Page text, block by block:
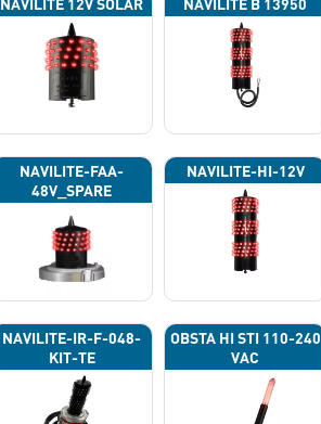
NAVILITE-FAA-
48V_SPARE
NAVILITE-HI-12V
NAVILITE-IR-F-048-
KIT-TE
OBSTA HI STI 110-240
VAC